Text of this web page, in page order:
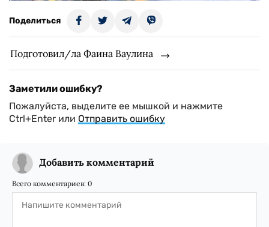
Поделиться
Подготовил/ла Фаина Ваулина
Заметили ошибку?
Пожалуйста, выделите ее мышкой и нажмите
Ctrl+Enter или Отправить ошибку
Добавить комментарий
Всего комментариев: 0